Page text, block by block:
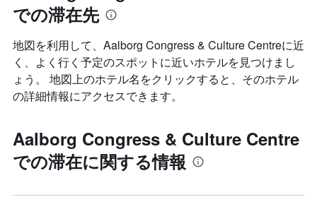
での滞在先
地図を利用して、Aalborg Congress & Culture Centreに近
く、よく行く予定のスポットに近いホテルを見つけまし
ょう。 地図上のホテル名をクリックすると、そのホテル
の詳細情報にアクセスできます。
Aalborg Congress & Culture Centre
での滞在に関する情報